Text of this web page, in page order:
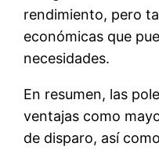
rendimiento, pero
económicas que
necesidades.
En resumen, las
ventajas como
de disparo, así